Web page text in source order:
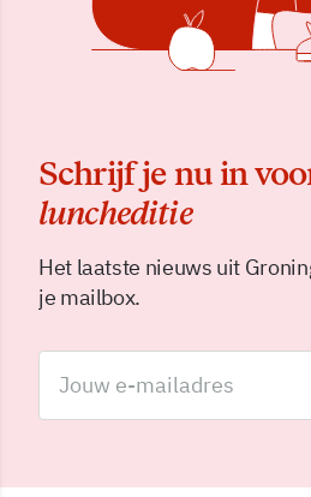
Schrijf je nu in
luncheditie
Het laatste nieuws uit
je mailbox.